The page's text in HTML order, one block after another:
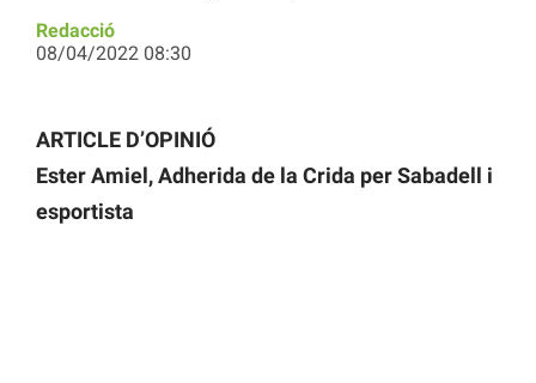
Redacció
08/04/2022 08:30
ARTICLE D’OPINIÓ
Ester Amiel, Adherida de la Crida per Sabadell i
esportista